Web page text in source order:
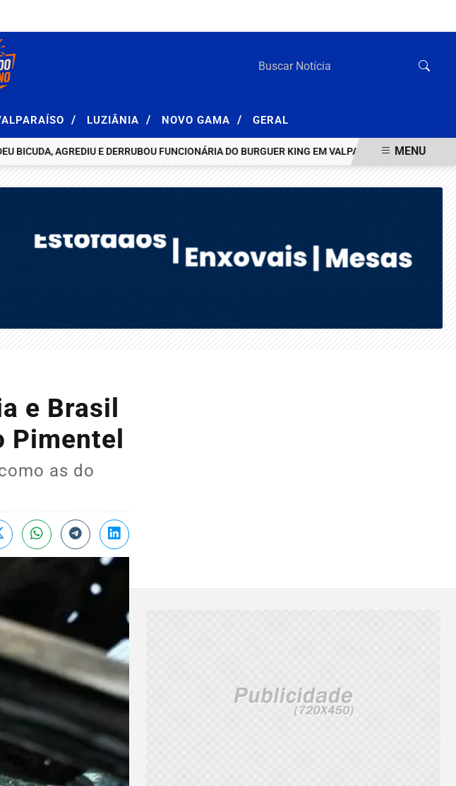
/ LUZIÂNIA / NOVO GAMA / GERAL
AGREDIU E DERRUBOU FUNCIONÁRIA DO BURGUER KING EM VALPARAÍSO HOMEM
MENU
e Brasil
Pimentel
as do